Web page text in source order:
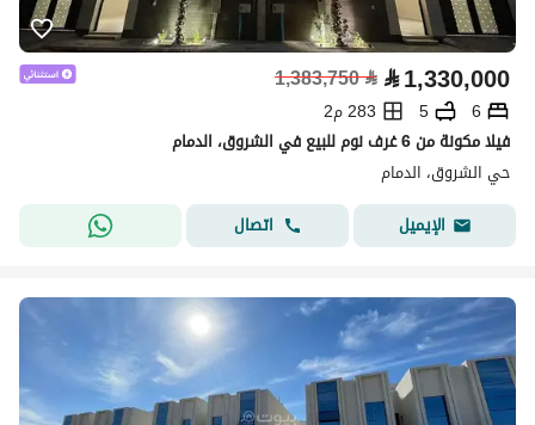
⃁1,330,000
⃁
1,383,750
6
5
283 م2
فيلا مكونة من 6 غرف نوم للبيع في الشروق، الدمام
حي الشروق، الدمام
الإيميل
اتصال